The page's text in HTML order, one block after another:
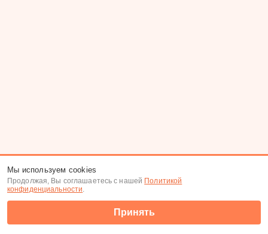
Мы используем cookies
Продолжая, Вы соглашаетесь с нашей Политикой
конфиденциальности.
Принять